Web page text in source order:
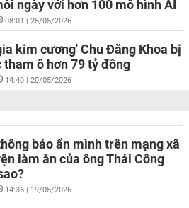
ngày với hơn 100 mô hình AI
08:01 | 25/05/2026
kim cương' Chu Đăng Khoa bị
tham ô hơn 79 tỷ đồng
14:40 | 20/05/2026
báo ẩn mình trên mạng xã
làm ăn của ông Thái Công
14:36 | 19/05/2026